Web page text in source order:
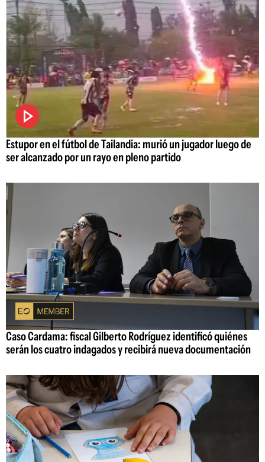
Estupor en el fútbol de Tailandia: murió un jugador luego de
ser alcanzado por un rayo en pleno partido
Caso Cardama: fiscal Gilberto Rodríguez identificó quiénes
serán los cuatro indagados y recibirá nueva documentación